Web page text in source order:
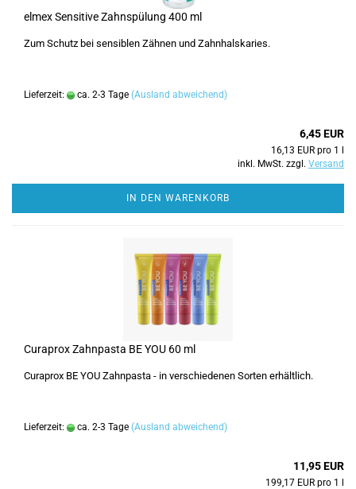
elmex Sensitive Zahnspülung 400 ml
Zum Schutz bei sensiblen Zähnen und Zahnhalskaries.
Lieferzeit: ca. 2-3 Tage (Ausland abweichend)
6,45 EUR
16,13 EUR pro 1 l
inkl. MwSt. zzgl. Versand
IN DEN WARENKORB
Curaprox Zahnpasta BE YOU 60 ml
Curaprox BE YOU Zahnpasta - in verschiedenen Sorten erhältlich.
Lieferzeit: ca. 2-3 Tage (Ausland abweichend)
11,95 EUR
199,17 EUR pro 1 l